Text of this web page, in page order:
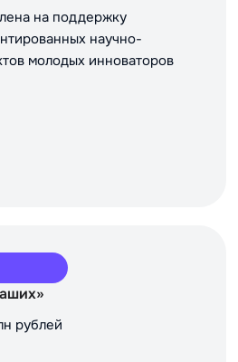
на поддержку
научно-
молодых инноваторов
рублей